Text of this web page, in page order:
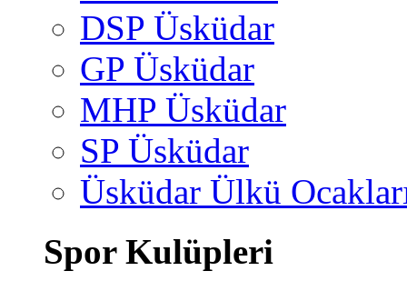
DSP Üsküdar
GP Üsküdar
MHP Üsküdar
SP Üsküdar
Üsküdar Ülkü
Spor Kulüpleri